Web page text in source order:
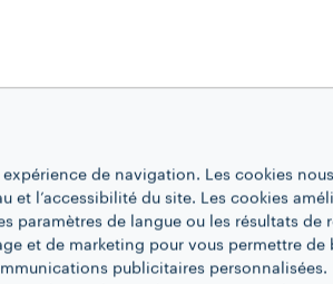
de navigation. Les cookies
l’accessibilité du site. Les cookies
paramètres de langue ou les résultats
et de marketing pour vous permettre de
publicitaires